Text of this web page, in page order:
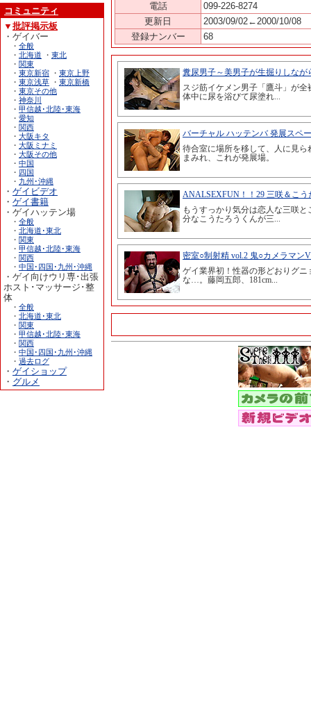
コミュニティ
▼ 批評掲示板
・ゲイバー
・ 全般
・ 北海道 ・ 東北
・ 関東
・ 東京新宿 ・ 東京上野
・ 東京浅草 ・ 東京新橋
・ 東京その他
・ 神奈川
・ 甲信越･北陸･東海
・ 愛知
・ 関西
・ 大阪キタ
・ 大阪ミナミ
・ 大阪その他
・ 中国
・ 四国
・ 九州･沖縄
・ ゲイビデオ
・ ゲイ書籍
・ゲイハッテン場
・ 全般
・ 北海道･東北
・ 関東
・ 甲信越･北陸･東海
・ 関西
・ 中国･四国･九州･沖縄
・ゲイ向けウリ専･出張
ホスト･マッサージ･整
体
・ 全般
・ 北海道･東北
・ 関東
・ 甲信越･北陸･東海
・ 関西
・ 中国･四国･九州･沖縄
・ 過去ログ
・ ゲイショップ
・ グルメ
電話
099-226-8274
更新日
2003/09/02←2000/10/08
登録ナンバー
68